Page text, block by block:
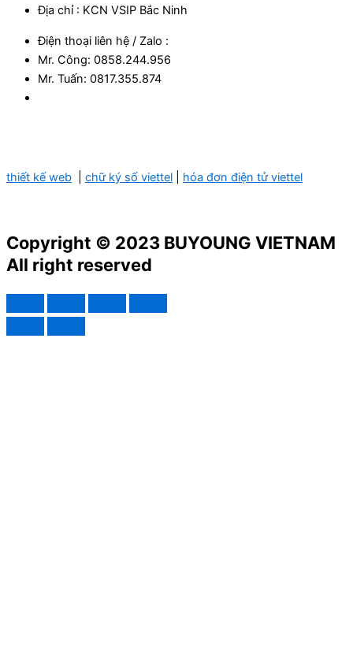
Địa chỉ : KCN VSIP Bắc Ninh
Điện thoại liên hệ / Zalo :
Mr. Công: 0858.244.956
Mr. Tuấn: 0817.355.874​
thiết kế web chữ ký số viettel hóa đơn điện tử viettel
Copyright © 2023 BUYOUNG VIETNAM
All right reserved